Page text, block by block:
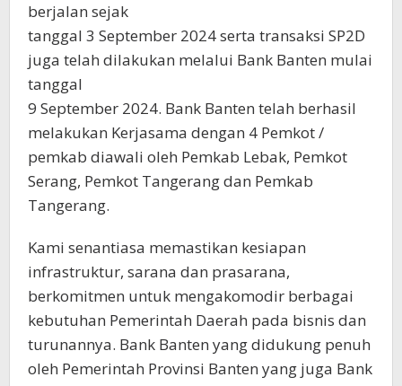
berjalan sejak
tanggal 3 September 2024 serta transaksi SP2D
juga telah dilakukan melalui Bank Banten mulai
tanggal
9 September 2024. Bank Banten telah berhasil
melakukan Kerjasama dengan 4 Pemkot /
pemkab diawali oleh Pemkab Lebak, Pemkot
Serang, Pemkot Tangerang dan Pemkab
Tangerang.
Kami senantiasa memastikan kesiapan
infrastruktur, sarana dan prasarana,
berkomitmen untuk mengakomodir berbagai
kebutuhan Pemerintah Daerah pada bisnis dan
turunannya. Bank Banten yang didukung penuh
oleh Pemerintah Provinsi Banten yang juga Bank